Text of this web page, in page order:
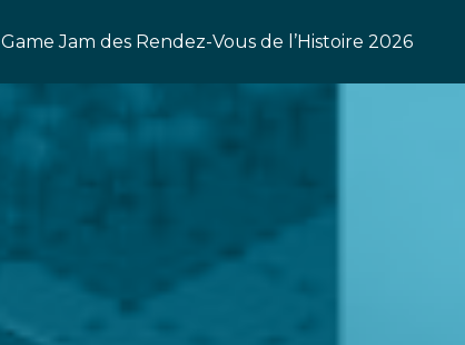
Game Jam des Rendez-Vous de l’Histoire 2026